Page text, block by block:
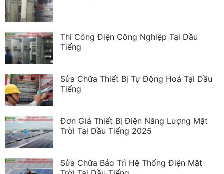
Thi Công Điện Công Nghiệp Tại Dầu
Tiếng
Sửa Chữa Thiết Bị Tự Động Hoá Tại Dầu
Tiếng
Đơn Giá Thiết Bị Điện Năng Lượng Mặt
Trời Tại Dầu Tiếng 2025
Sửa Chữa Bảo Trì Hệ Thống Điện Mặt